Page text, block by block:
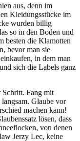
aus, denn im
Kleidungsstücke im
wurden billig
so in den Boden und
besten die Klamotten
bevor man sie
in dem man
sich die Labels ganz
Schritt. Fang mit
Glaube vor
machen kann!
lösen, dass
von denen
Jerzy Lec, keine